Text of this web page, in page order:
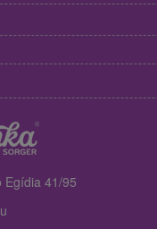
Egídia 41/95